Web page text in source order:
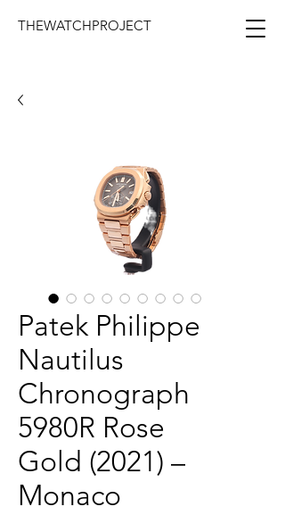
THEWATCHPROJECT
Patek Philippe
Nautilus
Chronograph
5980R Rose
Gold (2021) –
Monaco